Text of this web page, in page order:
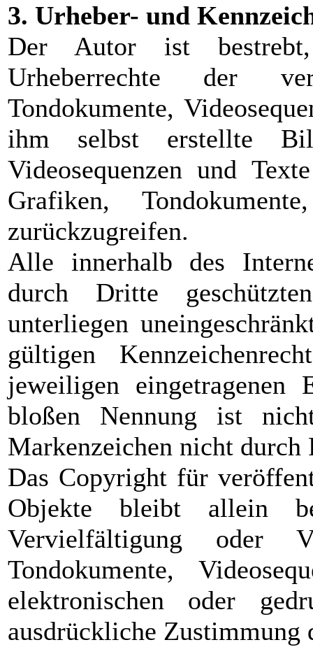
3. Urheber- und
Der Autor ist
Urheberrechte der
Tondokumente,
ihm selbst erstellte
Videosequenzen und
Grafiken,
zurückzugreifen.
Alle innerhalb des
durch Dritte
unterliegen
gültigen
jeweiligen eingetragenen
bloßen Nennung ist
Markenzeichen nicht
Das Copyright für
Objekte bleibt allein
Vervielfältigung oder
Tondokumente,
elektronischen oder
ausdrückliche Zustimmung